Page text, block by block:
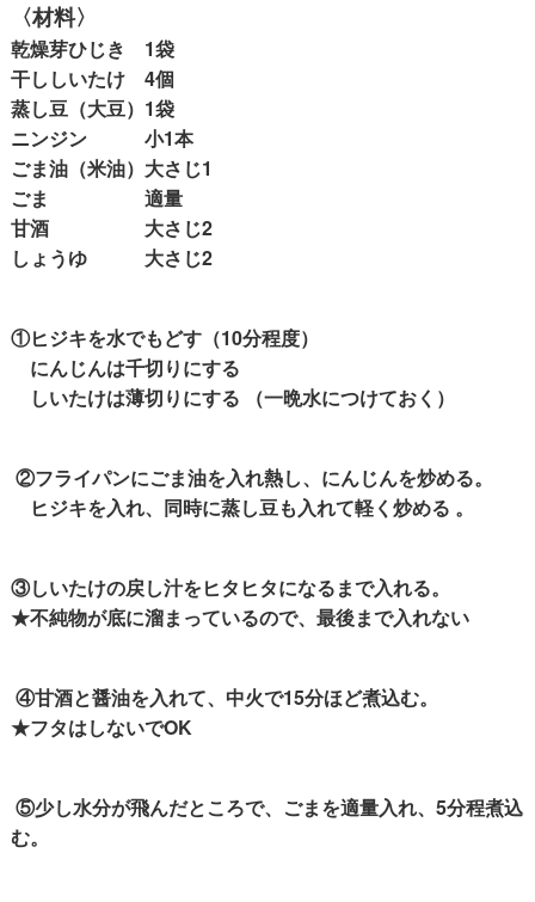
〈材料〉
乾燥芽ひじき 1袋
干ししいたけ 4個
蒸し豆（大豆）1袋
ニンジン 小1本
ごま油（米油）大さじ1
ごま 適量
甘酒 大さじ2
しょうゆ 大さじ2
①ヒジキを水でもどす（10分程度）
にんじんは千切りにする
しいたけは薄切りにする （一晩水につけておく）
②フライパンにごま油を入れ熱し、にんじんを炒める。
ヒジキを入れ、同時に蒸し豆も入れて軽く炒める 。
③しいたけの戻し汁をヒタヒタになるまで入れる。
★不純物が底に溜まっているので、最後まで入れない
④甘酒と醤油を入れて、中火で15分ほど煮込む。
★フタはしないでOK
⑤少し水分が飛んだところで、ごまを適量入れ、5分程煮込
む。